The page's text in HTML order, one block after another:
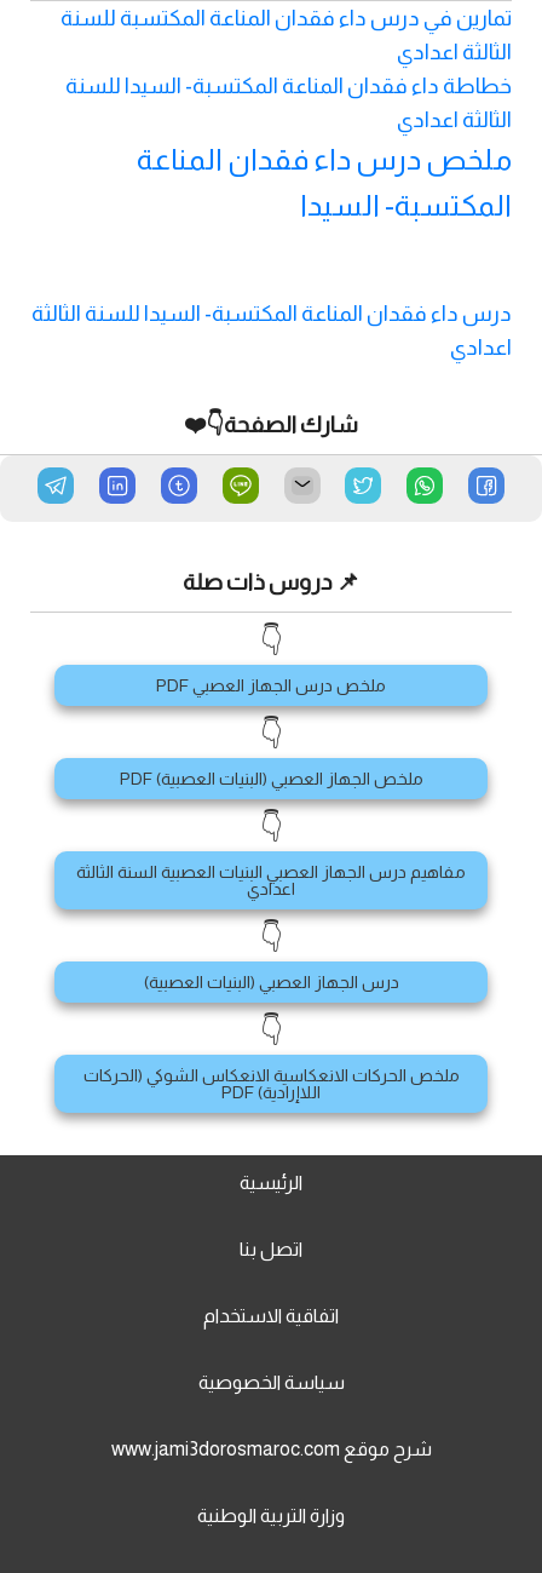
تمارين في درس داء فقدان المناعة المكتسبة للسنة
الثالثة اعدادي
خطاطة داء فقدان المناعة المكتسبة- السيدا للسنة
الثالثة اعدادي
ملخص درس داء فقدان المناعة
المكتسبة- السيدا
درس داء فقدان المناعة المكتسبة- السيدا للسنة الثالثة
اعدادي
شارك الصفحة👇❤️
📌 دروس ذات صلة
👇
ملخص درس الجهاز العصبي PDF
👇
ملخص الجهاز العصبي (البنيات العصبية) PDF
👇
مفاهيم درس الجهاز العصبي البنيات العصبية السنة الثالثة
اعدادي
👇
درس الجهاز العصبي (البنيات العصبية)
👇
ملخص الحركات الانعكاسية الانعكاس الشوكي (الحركات
اللاإرادية) PDF
الرئيسية
اتصل بنا
اتفاقية الاستخدام
سياسة الخصوصية
شرح موقع www.jami3dorosmaroc.com
وزارة التربية الوطنية